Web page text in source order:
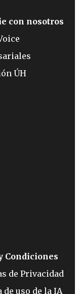
con nosotros
ÚH
Condiciones
de Privacidad
uso de la IA